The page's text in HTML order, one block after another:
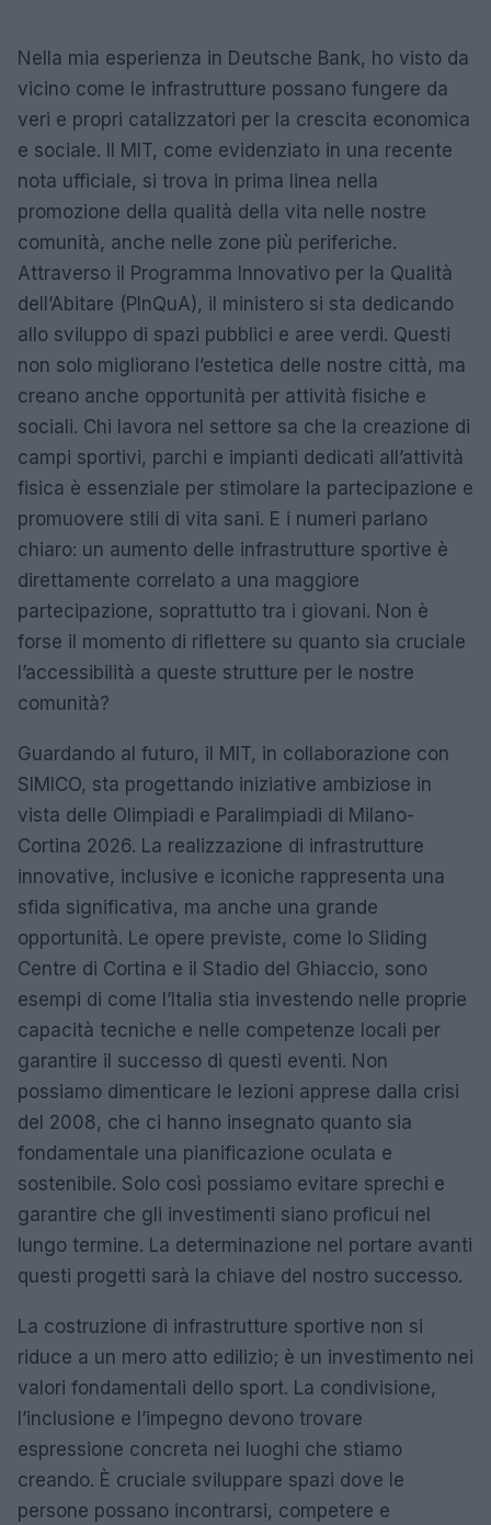
Nella mia esperienza in Deutsche Bank, ho visto da
vicino come le infrastrutture possano fungere da
veri e propri catalizzatori per la crescita economica
e sociale. Il MIT, come evidenziato in una recente
nota ufficiale, si trova in prima linea nella
promozione della qualità della vita nelle nostre
comunità, anche nelle zone più periferiche.
Attraverso il Programma Innovativo per la Qualità
dell’Abitare (PInQuA), il ministero si sta dedicando
allo sviluppo di spazi pubblici e aree verdi. Questi
non solo migliorano l’estetica delle nostre città, ma
creano anche opportunità per attività fisiche e
sociali. Chi lavora nel settore sa che la creazione di
campi sportivi, parchi e impianti dedicati all’attività
fisica è essenziale per stimolare la partecipazione e
promuovere stili di vita sani. E i numeri parlano
chiaro: un aumento delle infrastrutture sportive è
direttamente correlato a una maggiore
partecipazione, soprattutto tra i giovani. Non è
forse il momento di riflettere su quanto sia cruciale
l’accessibilità a queste strutture per le nostre
comunità?
Guardando al futuro, il MIT, in collaborazione con
SIMICO, sta progettando iniziative ambiziose in
vista delle Olimpiadi e Paralimpiadi di Milano-
Cortina 2026. La realizzazione di infrastrutture
innovative, inclusive e iconiche rappresenta una
sfida significativa, ma anche una grande
opportunità. Le opere previste, come lo Sliding
Centre di Cortina e il Stadio del Ghiaccio, sono
esempi di come l’Italia stia investendo nelle proprie
capacità tecniche e nelle competenze locali per
garantire il successo di questi eventi. Non
possiamo dimenticare le lezioni apprese dalla crisi
del 2008, che ci hanno insegnato quanto sia
fondamentale una pianificazione oculata e
sostenibile. Solo così possiamo evitare sprechi e
garantire che gli investimenti siano proficui nel
lungo termine. La determinazione nel portare avanti
questi progetti sarà la chiave del nostro successo.
La costruzione di infrastrutture sportive non si
riduce a un mero atto edilizio; è un investimento nei
valori fondamentali dello sport. La condivisione,
l’inclusione e l’impegno devono trovare
espressione concreta nei luoghi che stiamo
creando. È cruciale sviluppare spazi dove le
persone possano incontrarsi, competere e